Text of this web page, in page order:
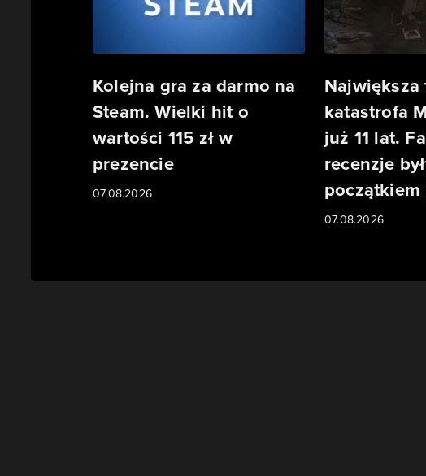
Kolejna gra za darmo na
Steam. Wielki hit o
wartości 115 zł w
prezencie
07.08.2026
katastrofa
już 11 lat.
recenzje
07.08.2026